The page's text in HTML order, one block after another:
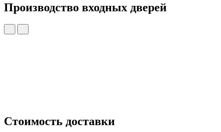
Производство входных дверей
Стоимость доставки